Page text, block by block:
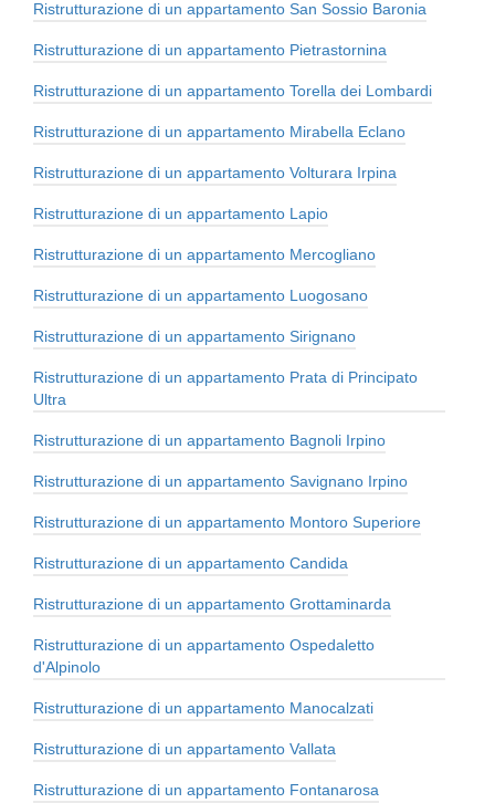
Ristrutturazione di un appartamento San Sossio Baronia
Ristrutturazione di un appartamento Pietrastornina
Ristrutturazione di un appartamento Torella dei Lombardi
Ristrutturazione di un appartamento Mirabella Eclano
Ristrutturazione di un appartamento Volturara Irpina
Ristrutturazione di un appartamento Lapio
Ristrutturazione di un appartamento Mercogliano
Ristrutturazione di un appartamento Luogosano
Ristrutturazione di un appartamento Sirignano
Ristrutturazione di un appartamento Prata di Principato
Ultra
Ristrutturazione di un appartamento Bagnoli Irpino
Ristrutturazione di un appartamento Savignano Irpino
Ristrutturazione di un appartamento Montoro Superiore
Ristrutturazione di un appartamento Candida
Ristrutturazione di un appartamento Grottaminarda
Ristrutturazione di un appartamento Ospedaletto
d'Alpinolo
Ristrutturazione di un appartamento Manocalzati
Ristrutturazione di un appartamento Vallata
Ristrutturazione di un appartamento Fontanarosa